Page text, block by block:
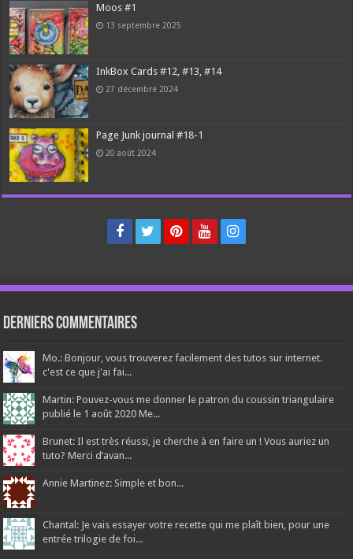
Moos #1
13 septembre 2025
InkBox Cards #12, #13, #14
27 décembre 2024
Page Junk journal #18-1
20 août 2024
Derniers Commentaires
Mo.: Bonjour, vous trouverez facilement des tutos sur internet.
c'est ce que j'ai fai...
Martin: Pouvez-vous me donner le patron du coussin triangulaire
publié le 1 août 2020 Me...
Brunet: Il est très réussi, je cherche à en faire un ! Vous auriez un
tuto? Merci d’avan...
Annie Martinez: Simple et bon...
Chantal: Je vais essayer votre recette qui me plaît bien, pour une
entrée trilogie de foi...